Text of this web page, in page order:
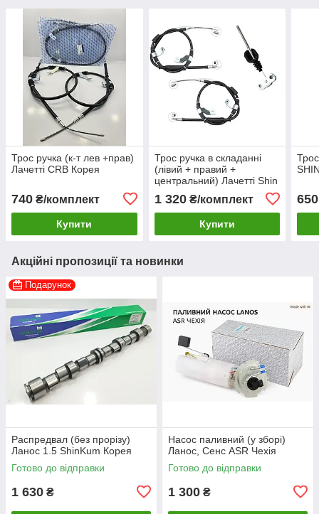
Трос ручка (к-т лев +прав)
Лачетті CRB Корея
740 ₴/комплект
Купити
Трос ручка в складанні
(лівий + правий +
центральний) Лачетті Shin
1 320₴/комплект
Купити
650
Акційні пропозиції та новинки
Подарунок
Распредвал (без прорізу)
Ланос 1.5 ShinKum Корея
Готово до відправки
1 630 ₴
Насос паливний (у зборі)
Ланос, Сенс ASR Чехія
Готово до відправки
1 300 ₴